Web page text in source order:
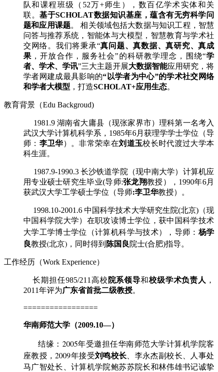
队和课程班级（52万+师生），数百亿学术实体和关
联。基于SCHOLAT数据知识基座，蕴含有无穷科学问
题和应用课题。 相关领域包括大数据与知识工程，智慧
问答与推荐系统，智能体与大模型，智慧教育与学术社
交网络。我们将秉承“真问题、真数据、真研究、真成
果 ，开放合作，服务社会”的科研教学理念，围绕“学
者、学术、学讯”三大主题开展大数据智能应用研究，将
学者网建成最具影响的“以学者为中心”的学术社交网络
和学者大模型 ，打造SCHOLAT+应用生态。
教育背景（Edu Backgroud)
1981.9 湖南省大庸县（现张家界市）理科第一名考入
武汉大学计算机科学系，1985年6月获理学学士学位（导
师： 李卫华）。非常荣幸在刘道玉校长时代渡过大学本
科生涯。
1987.9-1990.3 长沙铁道学院（现中南大学）计算机应
用专业硕士研究生毕业(导师:张龙翔教授），1990年6月
获武汉大学工学硕士学位（导师:李卫华教授）。
1998.10-2001.6 中国科学技术大学研究生院(北京)（现
中国科学院大学）在职攻读博士学位，获中国科学技术
大学工学博士学位（计算机科学与技术），导师： 杨学
良教授(北京)，同时得到陈国良 院士(合肥)指导。
工作经历（Work Experience）
长期担任985/211高校 院系领导和校级学术负责人 ，
2011年评为广东省首批二级教授。
=================
华南师范大学（2009.10—）
结缘： 2005年受邀担任华南师范大学计算机学院客
座教授，2009年接受刘鸣校长 、李永杰副校长、人事处
马广智处长、计算机学院鲍苏苏院长和林伟雄书记诚挚